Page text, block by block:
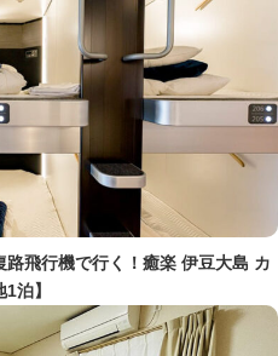
路飛行機で行く！癒楽 伊豆大島 カ
泊】